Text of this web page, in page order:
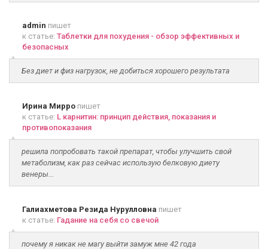
admin пишет
к статье: Таблетки для похудения - обзор эффективных и
безопасных
Без диет и физ нагрузок, не добиться хорошего результата
Ирина Мирро пишет
к статье: L карнитин: принцип действия, показания и
противопоказания
решила попробовать такой препарат, чтобы улучшить свой
метаболизм, как раз сейчас использую белковую диету
венеры...
Галиахметова Резида Нурулловна пишет
к статье: Гадание на себя со свечой
почему я никак не магу выйти замуж мне 42 года